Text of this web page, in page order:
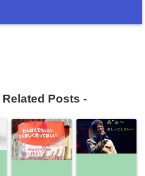
Related Posts -